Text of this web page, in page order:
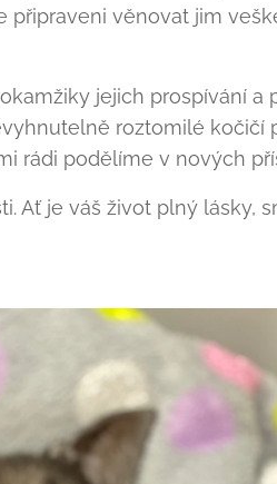
připraveni věnovat jim
jejich prospívání a
roztomilé kočičí
rádi podělíme v nových
Ať je váš život plný lásky,